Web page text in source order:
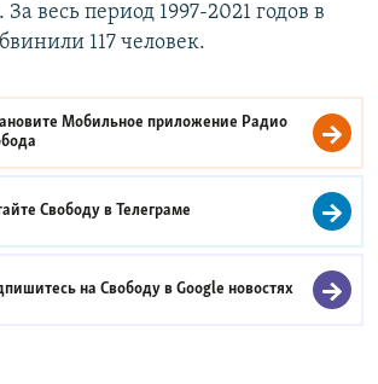
весь период 1997-2021 годов в
117 человек.
Мобильное приложение Радио
Свободу вТелеграме
на Свободу вGoogle новостях